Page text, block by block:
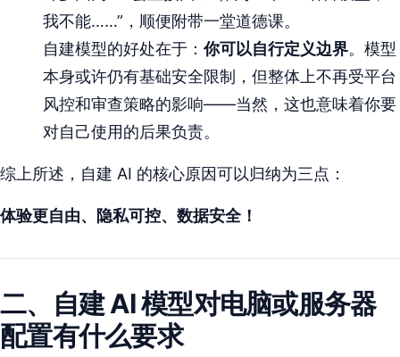
我不能……”，顺便附带一堂道德课。
自建模型的好处在于：你可以自行定义边界。模型
本身或许仍有基础安全限制，但整体上不再受平台
风控和审查策略的影响——当然，这也意味着你要
对自己使用的后果负责。
综上所述，自建 AI 的核心原因可以归纳为三点：
体验更自由、隐私可控、数据安全！
二、自建 AI 模型对电脑或服务器
配置有什么要求